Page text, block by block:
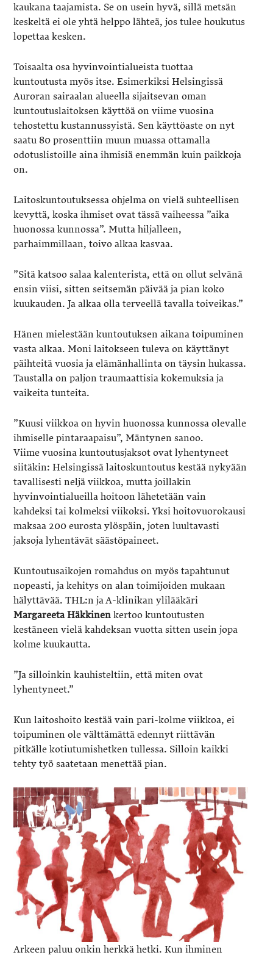
kaukana taajamista. Se on usein hyvä, sillä metsän
keskeltä ei ole yhtä helppo lähteä, jos tulee houkutus
lopettaa kesken.
Toisaalta osa hyvinvointialueista tuottaa
kuntoutusta myös itse. Esimerkiksi Helsingissä
Auroran sairaalan alueella sijaitsevan oman
kuntoutuslaitoksen käyttöä on viime vuosina
tehostettu kustannussyistä. Sen käyttöaste on nyt
saatu 80 prosenttiin muun muassa ottamalla
odotuslistoille aina ihmisiä enemmän kuin paikkoja
on.
Laitoskuntoutuksessa ohjelma on vielä suhteellisen
kevyttä, koska ihmiset ovat tässä vaiheessa ”aika
huonossa kunnossa”. Mutta hiljalleen,
parhaimmillaan, toivo alkaa kasvaa.
”Sitä katsoo salaa kalenterista, että on ollut selvänä
ensin viisi, sitten seitsemän päivää ja pian koko
kuukauden. Ja alkaa olla terveellä tavalla toiveikas.”
Hänen mielestään kuntoutuksen aikana toipuminen
vasta alkaa. Moni laitokseen tuleva on käyttänyt
päihteitä vuosia ja elämänhallinta on täysin hukassa.
Taustalla on paljon traumaattisia kokemuksia ja
vaikeita tunteita.
”Kuusi viikkoa on hyvin huonossa kunnossa olevalle
ihmiselle pintaraapaisu”, Mäntynen sanoo.
Viime vuosina kuntoutusjaksot ovat lyhentyneet
siitäkin: Helsingissä laitoskuntoutus kestää nykyään
tavallisesti neljä viikkoa, mutta joillakin
hyvinvointialueilla hoitoon lähetetään vain
kahdeksi tai kolmeksi viikoksi. Yksi hoitovuorokausi
maksaa 200 eurosta ylöspäin, joten luultavasti
jaksoja lyhentävät säästöpaineet.
Kuntoutusaikojen romahdus on myös tapahtunut
nopeasti, ja kehitys on alan toimijoiden mukaan
hälyttävää. THL:n ja A-klinikan ylilääkäri
Margareeta Häkkinen kertoo kuntoutusten
kestäneen vielä kahdeksan vuotta sitten usein jopa
kolme kuukautta.
”Ja silloinkin kauhisteltiin, että miten ovat
lyhentyneet.”
Kun laitoshoito kestää vain pari-kolme viikkoa, ei
toipuminen ole välttämättä edennyt riittävän
pitkälle kotiutumishetken tullessa. Silloin kaikki
tehty työ saatetaan menettää pian.
Arkeen paluu onkin herkkä hetki. Kun ihminen